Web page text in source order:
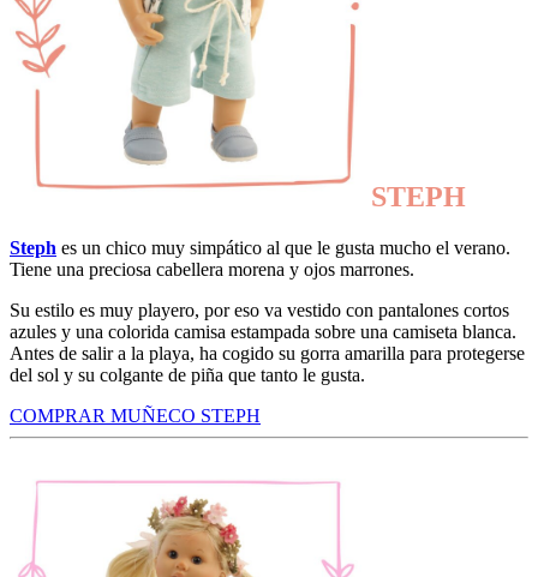
STEPH
Steph es un chico muy simpático al que le gusta mucho el verano.
Tiene una preciosa cabellera morena y ojos marrones.
Su estilo es muy playero, por eso va vestido con pantalones cortos
azules y una colorida camisa estampada sobre una camiseta blanca.
Antes de salir a la playa, ha cogido su gorra amarilla para protegerse
del sol y su colgante de piña que tanto le gusta.
COMPRAR MUÑECO STEPH